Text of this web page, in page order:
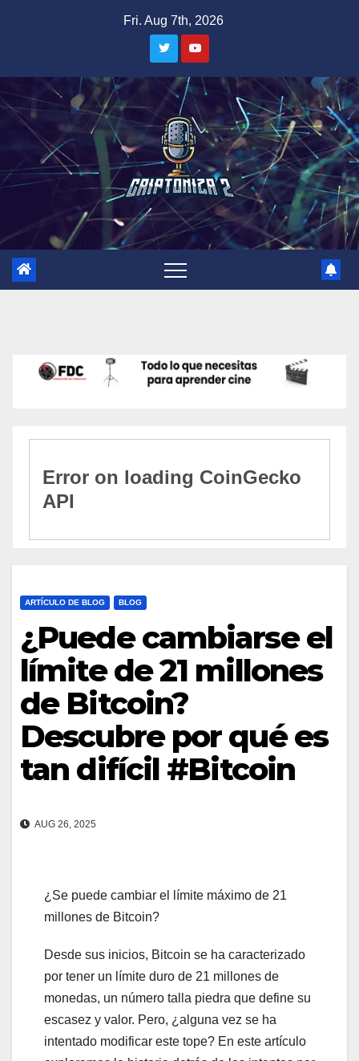
Fri. Aug 7th, 2026
ARTÍCULO DE BLOG BLOG
¿Puede cambiarse el
límite de 21 millones
de Bitcoin?
Descubre por qué es
tan difícil #Bitcoin
AUG 26, 2025
¿Se puede cambiar el límite máximo de 21
millones de Bitcoin?
Desde sus inicios, Bitcoin se ha caracterizado
por tener un límite duro de 21 millones de
monedas, un número talla piedra que define su
escasez y valor. Pero, ¿alguna vez se ha
intentado modificar este tope? En este artículo